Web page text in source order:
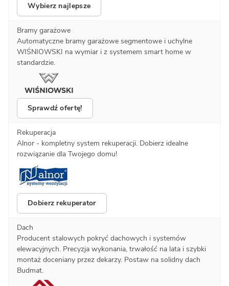
Wybierz najlepsze
Bramy garażowe
Automatyczne bramy garażowe segmentowe i uchylne
WIŚNIOWSKI na wymiar i z systemem smart home w
standardzie.
Sprawdź ofertę!
Rekuperacja
Alnor - kompletny system rekuperacji. Dobierz idealne
rozwiązanie dla Twojego domu!
Dobierz rekuperator
Dach
Producent stalowych pokryć dachowych i systemów
elewacyjnych. Precyzja wykonania, trwałość na lata i szybki
montaż doceniany przez dekarzy. Postaw na solidny dach
Budmat.